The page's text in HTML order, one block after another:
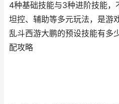
4种基础技能与3种进阶技能，
坦控、辅助等多元玩法，是游
乱斗西游大鹏的预设技能有多
配攻略